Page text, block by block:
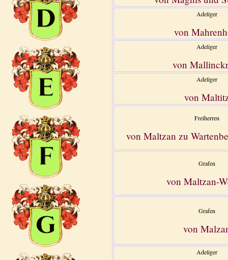
Adeliger
von
Adeliger
von
Adeliger
von
Freiherren
von Maltzan zu
Grafen
von Maltzan-
Grafen
von
Adeliger